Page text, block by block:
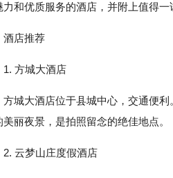
力和优质服务的酒店，并附上值得一
酒店推荐
1. 方城大酒店
方城大酒店位于县城中心，交通便
美丽夜景，是拍照留念的绝佳地点。
2. 云梦山庄度假酒店